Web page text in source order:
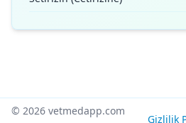
© 2026 vetmedapp.com
Gizlilik